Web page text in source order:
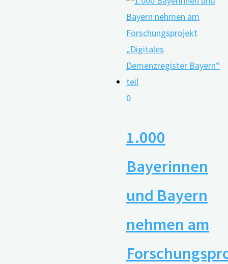
0
1.000
Bayerinnen
und Bayern
nehmen am